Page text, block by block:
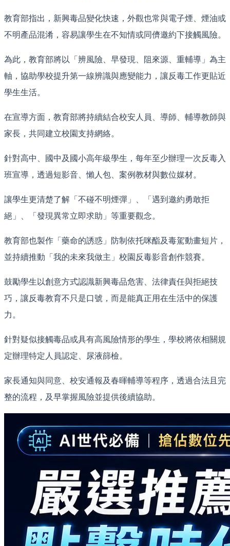
教育部指出，新興毒品變化快速，外觀也常與電子煙、煙油或
不明產品混淆，容易讓學生在不知情或同儕邀約下接觸風險。
為此，教育部將以「辨風險、早發現、阻來源、重輔導」為主
軸，協助學校提升第一線辨識與應變能力，讓反毒工作更貼近
學生生活。
在宣導方面，教育部將持續結合校安人員、導師、輔導教師與
家長，共同建立校園支持網絡。
針對高中、國中及國小高年級學生，每年至少辦理一次反毒入
班宣導，透過短影音、懶人包、案例教材與數位媒材。
讓學生更清楚了解「不碰不明煙彈」、「遇到邀約勇敢拒
絕」、「發現異常立即求助」等重要觀念。
教育部也製作「藥命的誘惑」防制依托咪酯及毒駕動畫短片，
並持續推動「我的未來我做主」校園反毒影音創作競賽。
鼓勵學生以創意方式認識新興毒品危害、法律責任與拒絕技
巧，讓反毒教育不只是口號，而是能真正用在生活中的保護
力。
針對疑似接觸毒品或具有高風險情形的學生，學校將依相關規
定辦理特定人員認定、尿液篩檢。
家長通知與同意、校安通報及春暉輔導等程序，透過合法且完
整的流程，及早掌握風險並提供後續協助。